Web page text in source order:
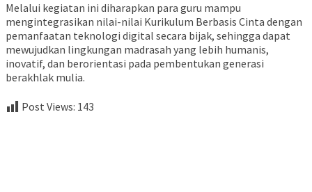
Melalui kegiatan ini diharapkan para guru mampu
mengintegrasikan nilai-nilai Kurikulum Berbasis Cinta dengan
pemanfaatan teknologi digital secara bijak, sehingga dapat
mewujudkan lingkungan madrasah yang lebih humanis,
inovatif, dan berorientasi pada pembentukan generasi
berakhlak mulia.
Post Views: 143